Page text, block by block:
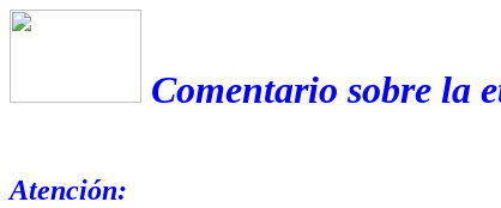
Comentario sobre la
Atención: